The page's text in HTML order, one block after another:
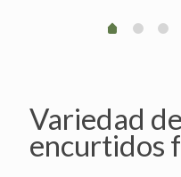
Variedad
encurtidos